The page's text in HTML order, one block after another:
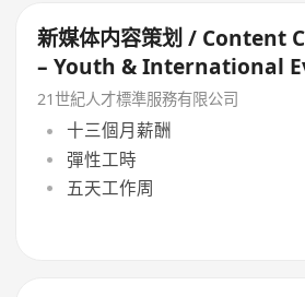
新媒体内容策划 / Content
– Youth & International
21世紀人才標準服務有限公司
十三個月薪酬
彈性工時
五天工作周